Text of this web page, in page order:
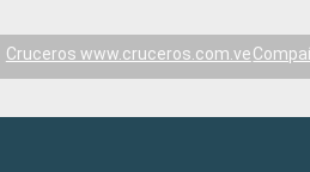
Cruceros www.cruceros.com.ve